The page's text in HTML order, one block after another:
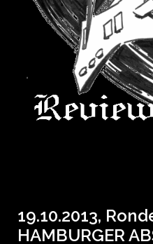
19.10.2013,
HAMBURGER